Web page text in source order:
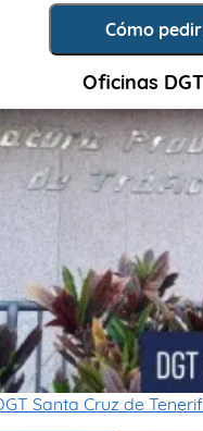
Cómo
Oficinas
Santa Cruz de